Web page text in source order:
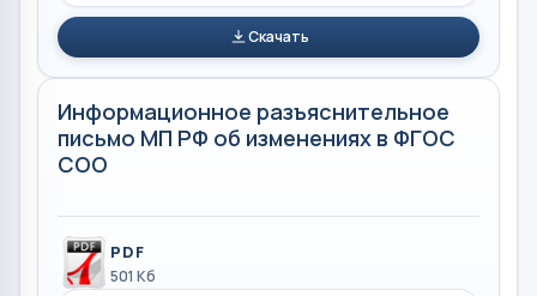
Скачать
Информационное разъяснительное
письмо МП РФ об изменениях в ФГОС
СОО
PDF
501 Кб